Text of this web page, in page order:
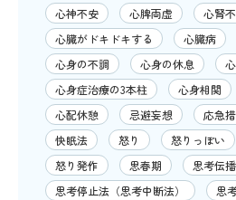
心神不安
心脾両虚
心腎
心臓がドキドキする
心臓病
心身の不調
心身の休息
心身症治療の3本柱
心身相関
心配休憩
忌避妄想 応急
快眠法
怒り 怒りっぽい
怒り発作
思春期
思考伝播
思考停止法（思考中断法）
思